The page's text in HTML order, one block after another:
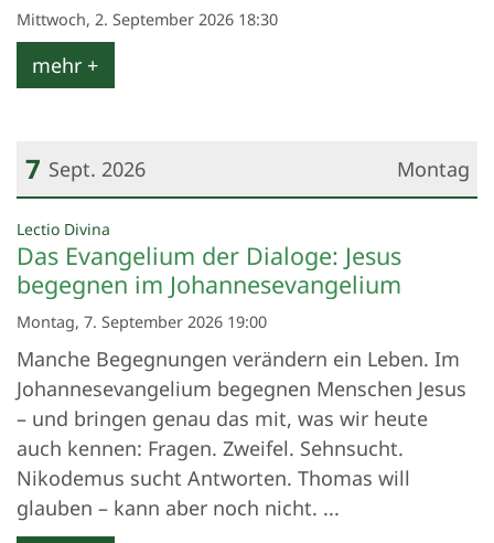
Mittwoch, 2. September 2026 18:30
mehr +
Montag
7 Sept. 2026
Datum: 7. September 2026
Lectio Divina
Das Evangelium der Dialoge: Jesus
begegnen im Johannesevangelium
Montag, 7. September 2026 19:00
Manche Begegnungen verändern ein Leben. Im
Johannesevangelium begegnen Menschen Jesus
– und bringen genau das mit, was wir heute
auch kennen: Fragen. Zweifel. Sehnsucht.
Nikodemus sucht Antworten. Thomas will
glauben – kann aber noch nicht. ...